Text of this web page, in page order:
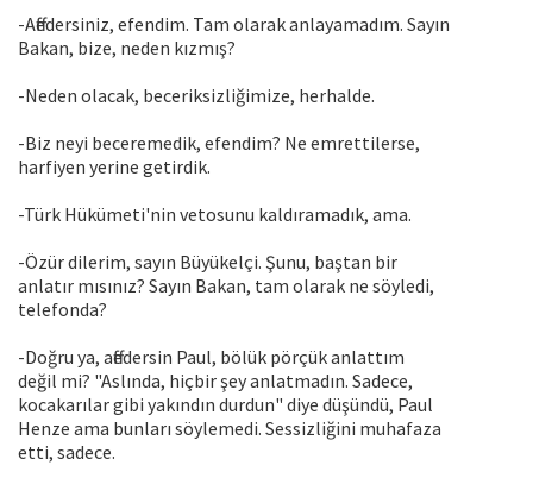
-Affedersiniz, efendim. Tam olarak anlayamadım. Sayın
Bakan, bize, neden kızmış?
-Neden olacak, beceriksizliğimize, herhalde.
-Biz neyi beceremedik, efendim? Ne emrettilerse,
harfiyen yerine getirdik.
-Türk Hükümeti'nin vetosunu kaldıramadık, ama.
-Özür dilerim, sayın Büyükelçi. Şunu, baştan bir
anlatır mısınız? Sayın Bakan, tam olarak ne söyledi,
telefonda?
-Doğru ya, affedersin Paul, bölük pörçük anlattım
değil mi? "Aslında, hiçbir şey anlatmadın. Sadece,
kocakarılar gibi yakındın durdun" diye düşündü, Paul
Henze ama bunları söylemedi. Sessizliğini muhafaza
etti, sadece.